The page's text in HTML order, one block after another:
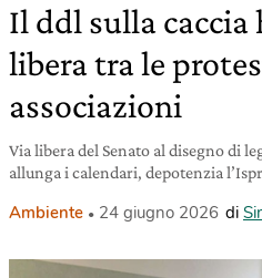
Il ddl sulla
libera tra le
associazioni
Via libera del Senato al disegno di
allunga i calendari, depotenzia
Ambiente 24 giugno 2026 di